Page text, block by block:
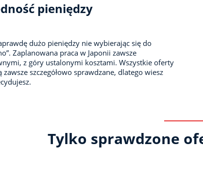
pieniędzy
dużo pieniędzy nie wybierając się do
Zaplanowana praca w Japonii zawsze
z góry ustalonymi kosztami. Wszystkie oferty
szczegółowo sprawdzane, dlatego wiesz
Tylko sprawdzone